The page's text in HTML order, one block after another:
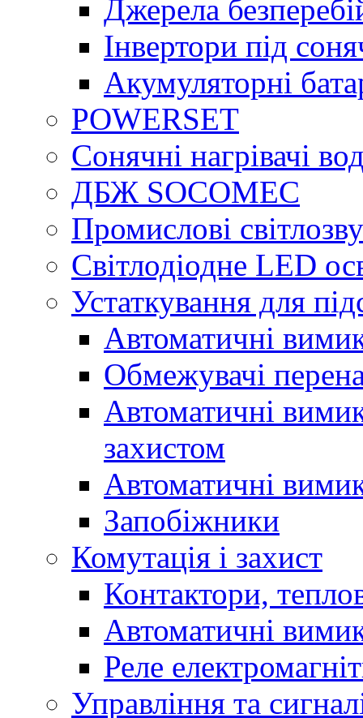
Джерела
Інвертори під
Акумуляторні
POWERSET
Сонячні нагрівачі
ДБЖ SOCOMEC
Промислові
Світлодіодне LED
Устаткування для
Автоматичні
Обмежувачі
Автоматичні
захистом
Автоматичні
Запобіжники
Комутація і захист
Контактори,
Автоматичні
Реле
Управління та